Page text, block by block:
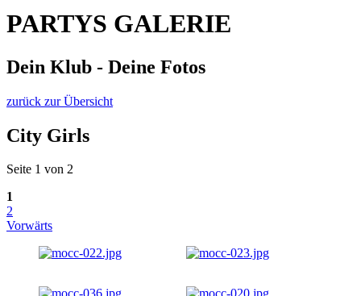
PARTYS GALERIE
Dein Klub - Deine Fotos
zurück zur Übersicht
City Girls
Seite 1 von 2
1
2
Vorwärts